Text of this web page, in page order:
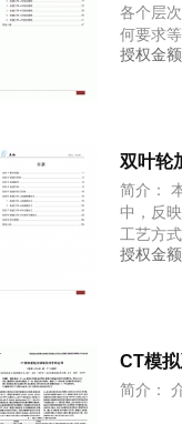
各个层
何要求
心的操
授权金
双叶轮
简介：
中，反
工艺方
中学习
授权金
CT模
简介：